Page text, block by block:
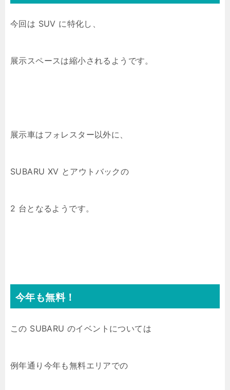
今回は SUV に特化し、
展示スペースは縮小されるようです。
展示車はフォレスター以外に、
SUBARU XV とアウトバックの
2 台となるようです。
今年も無料！
この SUBARU のイベントについては
例年通り今年も無料エリアでの